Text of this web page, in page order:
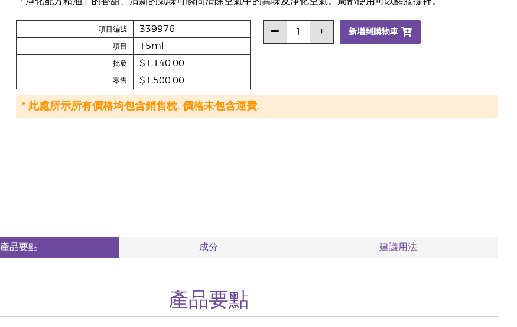
項目編號 339976
項目 15ml
批發 $1,140.00
零售 $1,500.00
新增到購物車
* 此處所示所有價格均包含銷售稅. 價格未包含運費.
產品要點 成分 建議用法
產品要點